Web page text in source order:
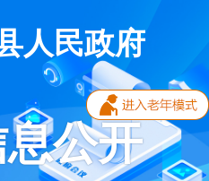
人民政府
公开